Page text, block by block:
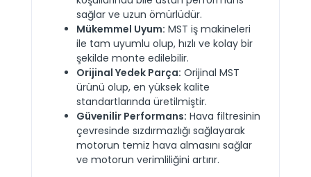
sağlar ve uzun ömürlüdür.
Mükemmel Uyum: MST iş makineleri
ile tam uyumlu olup, hızlı ve kolay bir
şekilde monte edilebilir.
Orijinal Yedek Parça: Orijinal MST
ürünü olup, en yüksek kalite
standartlarında üretilmiştir.
Güvenilir Performans: Hava filtresinin
çevresinde sızdırmazlığı sağlayarak
motorun temiz hava almasını sağlar
ve motorun verimliliğini artırır.